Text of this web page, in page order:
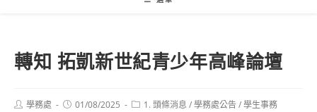
轉知 拓凱新世紀青少年高峰論壇
Post學務處
Post01/08/2025
Post1. 頭條消息 /學務處公告/學生事務